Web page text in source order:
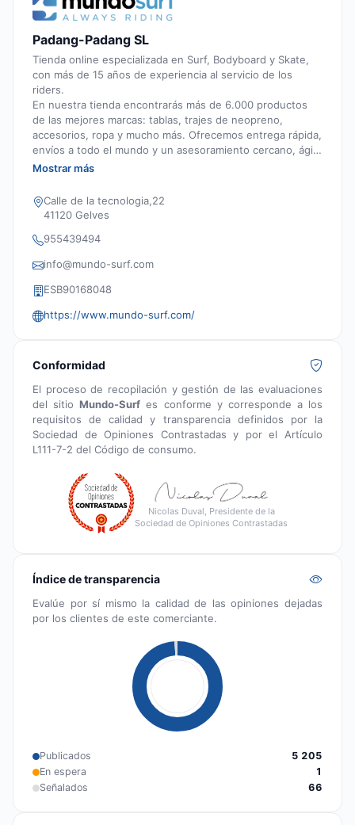
Padang-Padang SL
Tienda online especializada en Surf, Bodyboard y Skate,
con más de 15 años de experiencia al servicio de los
riders.
En nuestra tienda encontrarás más de 6.000 productos
de las mejores marcas: tablas, trajes de neopreno,
accesorios, ropa y mucho más. Ofrecemos entrega rápida,
envíos a todo el mundo y un asesoramiento cercano, ágil
y personalizado, realizado por surfistas expertos y
fuera del agua.
Mostrar más
Calle de la tecnologia,22
41120 Gelves
955439494
info@mundo-surf.com
ESB90168048
https://www.mundo-surf.com/
Conformidad
El proceso de recopilación y gestión de las evaluaciones
del sitioMundo-Surf es conforme y corresponde a los
requisitos de calidad y transparencia definidos por la
Sociedad de Opiniones Contrastadas y por el Artículo
L111-7-2 del Código de consumo.
Nicolas Duval, Presidente de la
Sociedad de Opiniones Contrastadas
Índice de transparencia
Evalúe por sí mismo la calidad de las opiniones dejadas
por los clientes de este comerciante.
Publicados
5 205
En espera
1
Señalados
66